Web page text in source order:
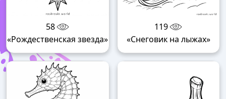
58
«Рождественская звезда»
119
«Снеговик на лыжах»